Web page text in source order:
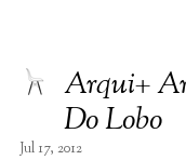
Arqui+
Do Lobo
Jul 17, 2012